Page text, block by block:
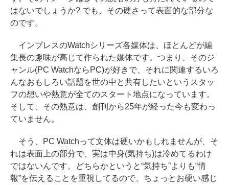
はないでしょうか? でも、その硬さって表面的な部分な
のです。
インプレスのWatchシリーズ各媒体は、ほとんどが編
集長の趣味が高じて作られた媒体です。つまり、そのジ
ャンル(PC WatchならPC)が好きで、それに関連するいろ
んなおもしろい話題を世の中と共有したいというスタッ
フの想いや熱意が全てのスタート地点になっています。
そして、その熱意は、創刊から25年が経った今も変わっ
ていません。
そう、PC Watchって文体は硬いかもしれませんが、そ
れは表面上の部分で、実は中身(気持ち)は冷めてるわけ
ではないんです。どちらかというと“気持ち”よりも“情
報”を伝えることを重視してるので、ちょっとお硬い感じ